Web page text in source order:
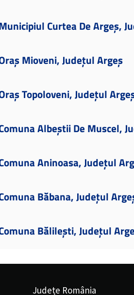
Curtea De Argeș,
Mioveni, Județul Argeș
Topoloveni, Județul
Albeștii De Muscel,
Aninoasa, Județul
Băbana, Județul
Bălilești, Județul
Județe România